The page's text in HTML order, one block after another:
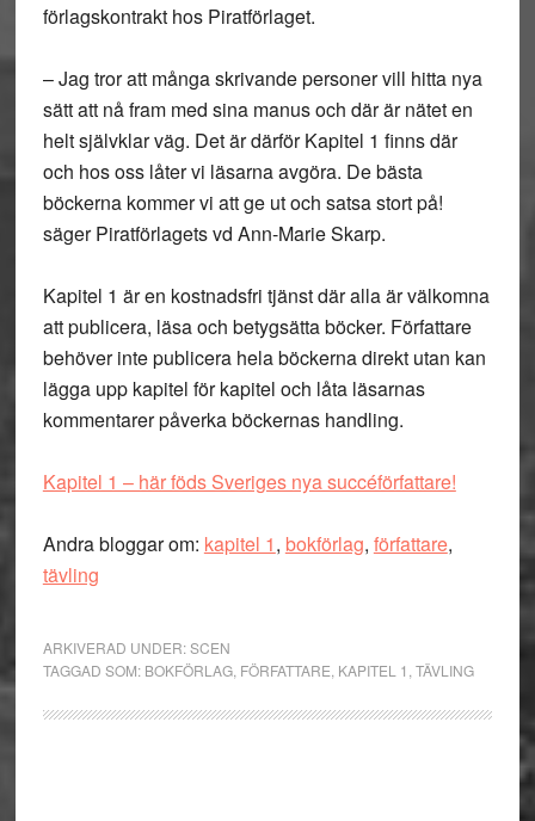
förlagskontrakt hos Piratförlaget.
– Jag tror att många skrivande personer vill hitta nya
sätt att nå fram med sina manus och där är nätet en
helt självklar väg. Det är därför Kapitel 1 finns där
och hos oss låter vi läsarna avgöra. De bästa
böckerna kommer vi att ge ut och satsa stort på!
säger Piratförlagets vd Ann-Marie Skarp.
Kapitel 1 är en kostnadsfri tjänst där alla är välkomna
att publicera, läsa och betygsätta böcker. Författare
behöver inte publicera hela böckerna direkt utan kan
lägga upp kapitel för kapitel och låta läsarnas
kommentarer påverka böckernas handling.
Kapitel 1 – här föds Sveriges nya succéförfattare!
Andra bloggar om: kapitel 1, bokförlag, författare,
tävling
ARKIVERAD UNDER:SCEN
TAGGAD SOM: BOKFÖRLAG, FÖRFATTARE KAPITEL 1 TÄVLING